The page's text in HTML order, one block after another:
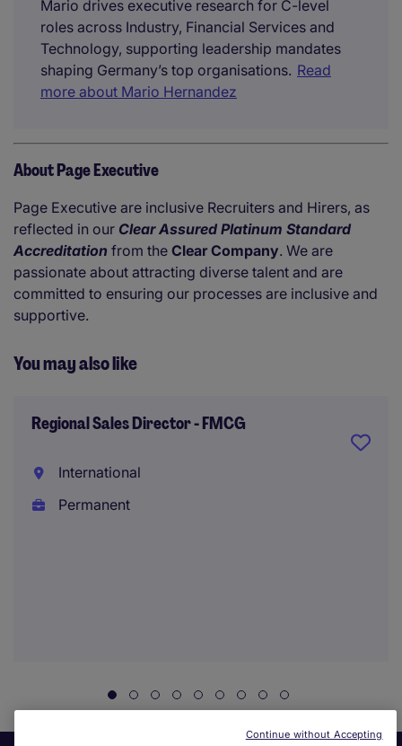
Mario drives executive research for C-level
roles across Industry, Financial Services and
Technology, supporting leadership mandates
shaping Germany’s top organisations. Read
more about Mario Hernandez
About Page Executive
Page Executive are inclusive Recruiters and Hirers, as
reflected in our Clear Assured Platinum Standard
Accreditation from the Clear Company. We are
passionate about attracting diverse talent and are
committed to ensuring our processes are inclusive and
supportive.
You may also like
Regional Sales Director - FMCG
International
Permanent
Continue without Accepting